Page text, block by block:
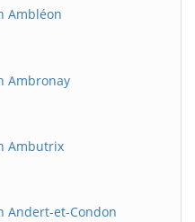
Ambléon
Ambronay
Ambutrix
Andert-et-Condon